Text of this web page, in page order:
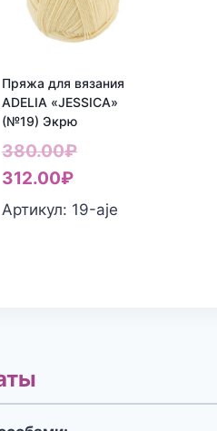
Пряжа для вязания
ADELIA «JESSICA»
(№19) Экрю
380.00₽Первоначальная
составляла
312.00₽Текущая
цена:
Артикул: 19-aje